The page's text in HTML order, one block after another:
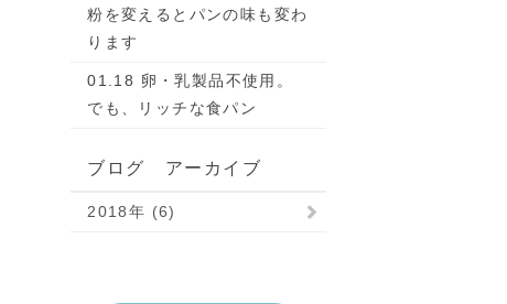
粉を変えるとパンの味も変わ
ります
01.18 卵・乳製品不使用。
でも、リッチな食パン
ブログ アーカイブ
2018年 (6)